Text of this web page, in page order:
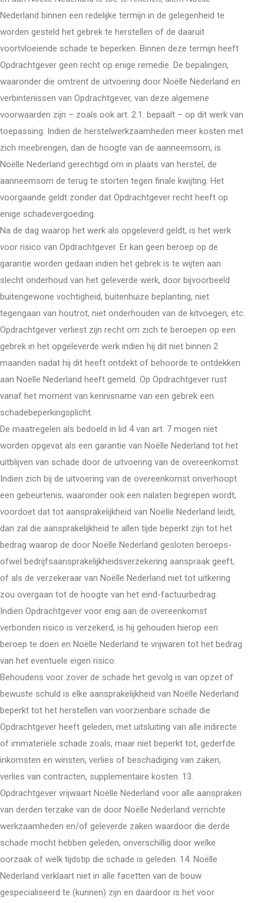
Nederland binnen een redelijke termijn in de gelegenheid te
worden gesteld het gebrek te herstellen of de daaruit
voortvloeiende schade te beperken. Binnen deze termijn heeft
Opdrachtgever geen recht op enige remedie. De bepalingen,
waaronder die omtrent de uitvoering door Noëlle Nederland en
verbintenissen van Opdrachtgever, van deze algemene
voorwaarden zijn – zoals ook art. 2.1. bepaalt – op dit werk van
toepassing. Indien de herstelwerkzaamheden meer kosten met
zich meebrengen, dan de hoogte van de aanneemsom, is
Noëlle Nederland gerechtigd om in plaats van herstel, de
aanneemsom de terug te storten tegen finale kwijting. Het
voorgaande geldt zonder dat Opdrachtgever recht heeft op
enige schadevergoeding.
Na de dag waarop het werk als opgeleverd geldt, is het werk
voor risico van Opdrachtgever. Er kan geen beroep op de
garantie worden gedaan indien het gebrek is te wijten aan
slecht onderhoud van het geleverde werk, door bijvoorbeeld
buitengewone vochtigheid, buitenhuize beplanting, niet
tegengaan van houtrot, niet onderhouden van de kitvoegen, etc.
Opdrachtgever verliest zijn recht om zich te beroepen op een
gebrek in het opgeleverde werk indien hij dit niet binnen 2
maanden nadat hij dit heeft ontdekt of behoorde te ontdekken
aan Noëlle Nederland heeft gemeld. Op Opdrachtgever rust
vanaf het moment van kennisname van een gebrek een
schadebeperkingsplicht.
De maatregelen als bedoeld in lid 4 van art. 7 mogen niet
worden opgevat als een garantie van Noëlle Nederland tot het
uitblijven van schade door de uitvoering van de overeenkomst.
Indien zich bij de uitvoering van de overeenkomst onverhoopt
een gebeurtenis, waaronder ook een nalaten begrepen wordt,
voordoet dat tot aansprakelijkheid van Noëlle Nederland leidt,
dan zal die aansprakelijkheid te allen tijde beperkt zijn tot het
bedrag waarop de door Noëlle Nederland gesloten beroeps-
ofwel bedrijfsaansprakelijkheidsverzekering aanspraak geeft,
of als de verzekeraar van Noëlle Nederland niet tot uitkering
zou overgaan tot de hoogte van het eind-factuurbedrag.
Indien Opdrachtgever voor enig aan de overeenkomst
verbonden risico is verzekerd, is hij gehouden hierop een
beroep te doen en Noëlle Nederland te vrijwaren tot het bedrag
van het eventuele eigen risico.
Behoudens voor zover de schade het gevolg is van opzet of
bewuste schuld is elke aansprakelijkheid van Noëlle Nederland
beperkt tot het herstellen van voorzienbare schade die
Opdrachtgever heeft geleden, met uitsluiting van alle indirecte
of immateriële schade zoals, maar niet beperkt tot, gederfde
inkomsten en winsten, verlies of beschadiging van zaken,
verlies van contracten, supplementaire kosten. 13.
Opdrachtgever vrijwaart Noëlle Nederland voor alle aanspraken
van derden terzake van de door Noëlle Nederland verrichte
werkzaamheden en/of geleverde zaken waardoor die derde
schade mocht hebben geleden, onverschillig door welke
oorzaak of welk tijdstip die schade is geleden. 14. Noëlle
Nederland verklaart niet in alle facetten van de bouw
gespecialiseerd te (kunnen) zijn en daardoor is het voor